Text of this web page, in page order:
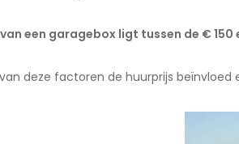
een garagebox ligt tussen de € 150
deze factoren de huurprijs beïnvloed